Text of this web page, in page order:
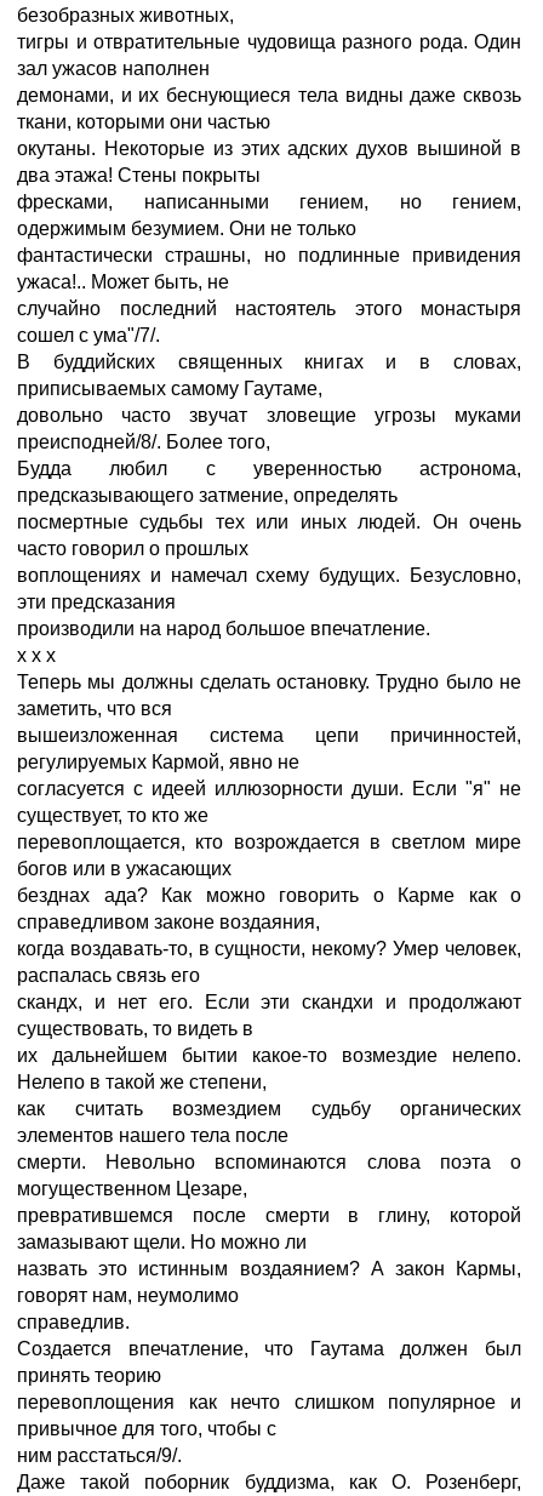
безобразных животных,
тигры и отвратительные чудовища разного рода. Один
зал ужасов наполнен
демонами, и их беснующиеся тела видны даже сквозь
ткани, которыми они частью
окутаны. Некоторые из этих адских духов вышиной в
два этажа! Стены покрыты
фресками, написанными гением, но гением,
одержимым безумием. Они не только
фантастически страшны, но подлинные привидения
ужаса!.. Может быть, не
случайно последний настоятель этого монастыря
сошел с ума"/7/.
В буддийских священных книгах и в словах,
приписываемых самому Гаутаме,
довольно часто звучат зловещие угрозы муками
преисподней/8/. Более того,
Будда любил с уверенностью астронома,
предсказывающего затмение, определять
посмертные судьбы тех или иных людей. Он очень
часто говорил о прошлых
воплощениях и намечал схему будущих. Безусловно,
эти предсказания
производили на народ большое впечатление.
x x x
Теперь мы должны сделать остановку. Трудно было не
заметить, что вся
вышеизложенная система цепи причинностей,
регулируемых Кармой, явно не
согласуется с идеей иллюзорности души. Если "я" не
существует, то кто же
перевоплощается, кто возрождается в светлом мире
богов или в ужасающих
безднах ада? Как можно говорить о Карме как о
справедливом законе воздаяния,
когда воздавать-то, в сущности, некому? Умер человек,
распалась связь его
скандх, и нет его. Если эти скандхи и продолжают
существовать, то видеть в
их дальнейшем бытии какое-то возмездие нелепо.
Нелепо в такой же степени,
как считать возмездием судьбу органических
элементов нашего тела после
смерти. Невольно вспоминаются слова поэта о
могущественном Цезаре,
превратившемся после смерти в глину, которой
замазывают щели. Но можно ли
назвать это истинным воздаянием? А закон Кармы,
говорят нам, неумолимо
справедлив.
Создается впечатление, что Гаутама должен был
принять теорию
перевоплощения как нечто слишком популярное и
привычное для того, чтобы с
ним расстаться/9/.
Даже такой поборник буддизма, как О. Розенберг,